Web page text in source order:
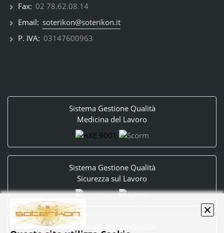
Fax: 02 78.62.08.14
Email: soterikon@soterikon.it
P. IVA: 03147600963
Sistema Gestione Qualità
Medicina del Lavoro
Sistema Gestione Qualità
Sicurezza sul Lavoro
Sistema Gestione Qualità